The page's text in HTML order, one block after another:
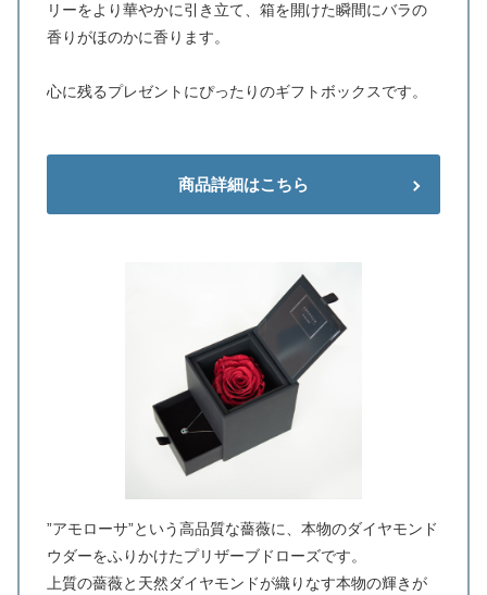
リーをより華やかに引き立て、箱を開けた瞬間にバラの
香りがほのかに香ります。
心に残るプレゼントにぴったりのギフトボックスです。
商品詳細はこちら
”アモローサ”という高品質な薔薇に、本物のダイヤモンド
ウダーをふりかけたプリザーブドローズです。
上質の薔薇と天然ダイヤモンドが織りなす本物の輝きが